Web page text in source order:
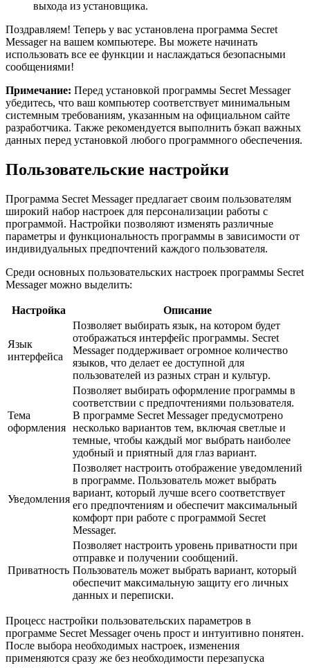
выхода из установщика.
Поздравляем! Теперь у вас установлена программа Secret
Messager на вашем компьютере. Вы можете начинать
использовать все ее функции и наслаждаться безопасными
сообщениями!
Примечание: Перед установкой программы Secret Messager
убедитесь, что ваш компьютер соответствует минимальным
системным требованиям, указанным на официальном сайте
разработчика. Также рекомендуется выполнить бэкап важных
данных перед установкой любого программного обеспечения.
Пользовательские настройки
Программа Secret Messager предлагает своим пользователям
широкий набор настроек для персонализации работы с
программой. Настройки позволяют изменять различные
параметры и функциональность программы в зависимости от
индивидуальных предпочтений каждого пользователя.
Среди основных пользовательских настроек программы Secret
Messager можно выделить:
Настройка Описание
Язык
интерфейса
Позволяет выбирать язык, на котором будет
отображаться интерфейс программы. Secret
Messager поддерживает огромное количество
языков, что делает ее доступной для
пользователей из разных стран и культур.
Тема
оформления
Позволяет выбирать оформление программы в
соответствии с предпочтениями пользователя.
В программе Secret Messager предусмотрено
несколько вариантов тем, включая светлые и
темные, чтобы каждый мог выбрать наиболее
удобный и приятный для глаз вариант.
Уведомления
Позволяет настроить отображение уведомлений
в программе. Пользователь может выбрать
вариант, который лучше всего соответствует
его предпочтениям и обеспечит максимальный
комфорт при работе с программой Secret
Messager.
Приватность
Позволяет настроить уровень приватности при
отправке и получении сообщений.
Пользователь может выбрать вариант, который
обеспечит максимальную защиту его личных
данных и переписки.
Процесс настройки пользовательских параметров в
программе Secret Messager очень прост и интуитивно понятен.
После выбора необходимых настроек, изменения
применяются сразу же без необходимости перезапуска